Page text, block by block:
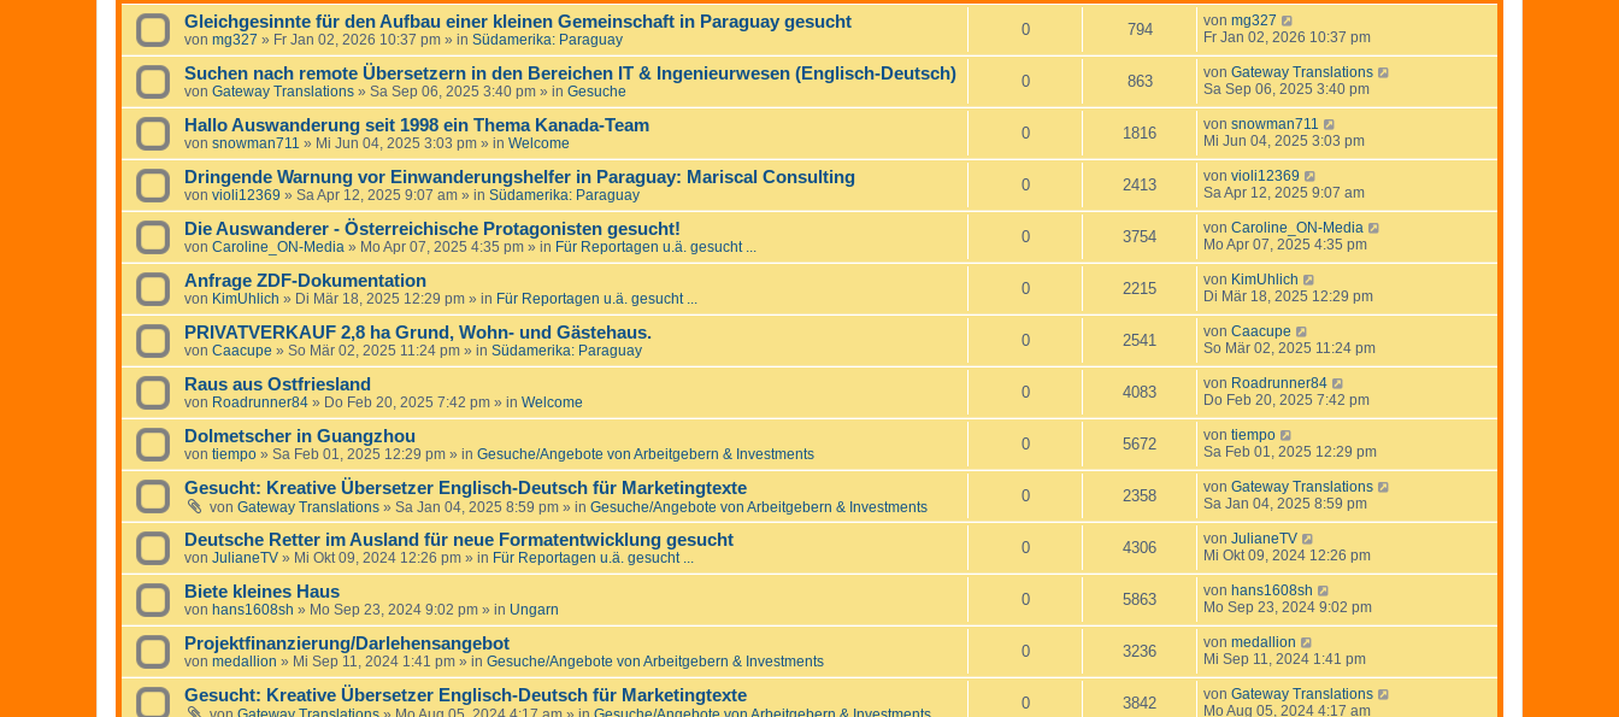
Gleichgesinnte für den Aufbau einer kleinen Gemeinschaft in Paraguay gesucht
von mg327 » Fr Jan 02, 2026 10:37 pm » in Südamerika: Paraguay
0 794 von mg327
Fr Jan 02, 2026 10:37 pm
Suchen nach remote Übersetzern in den Bereichen IT & Ingenieurwesen (Englisch-Deutsch)
von Gateway Translations » Sa Sep 06, 2025 3:40 pm » in Gesuche
0 863 von Gateway Translations
Sa Sep 06, 2025 3:40 pm
Hallo Auswanderung seit 1998 ein Thema Kanada-Team
von snowman711 » Mi Jun 04, 2025 3:03 pm » in Welcome
0 1816 von snowman711
Mi Jun 04, 2025 3:03 pm
Dringende Warnung vor Einwanderungshelfer in Paraguay: Mariscal Consulting
von violi12369 » Sa Apr 12, 2025 9:07 am » in Südamerika: Paraguay
0 2413 von violi12369
Sa Apr 12, 2025 9:07 am
Die Auswanderer - Österreichische Protagonisten gesucht!
von Caroline_ON-Media » Mo Apr 07, 2025 4:35 pm » in Für Reportagen u.ä. gesucht ...
0 3754 von Caroline_ON-Media
Mo Apr 07, 2025 4:35 pm
Anfrage ZDF-Dokumentation
von KimUhlich » Di Mär 18, 2025 12:29 pm » in Für Reportagen u.ä. gesucht ...
0 2215 von KimUhlich
Di Mär 18, 2025 12:29 pm
PRIVATVERKAUF 2,8 ha Grund, Wohn- und Gästehaus.
von Caacupe » So Mär 02, 2025 11:24 pm » in Südamerika: Paraguay
0 2541 von Caacupe
So Mär 02, 2025 11:24 pm
Raus aus Ostfriesland
von Roadrunner84 » Do Feb 20, 2025 7:42 pm » in Welcome
0 4083 von Roadrunner84
Do Feb 20, 2025 7:42 pm
Dolmetscher in Guangzhou
von tiempo » Sa Feb 01, 2025 12:29 pm » in Gesuche/Angebote von Arbeitgebern & Investments
0 5672 von tiempo
Sa Feb 01, 2025 12:29 pm
Gesucht: Kreative Übersetzer Englisch-Deutsch für Marketingtexte
von Gateway Translations » Sa Jan 04, 2025 8:59 pm » in Gesuche/Angebote von Arbeitgebern & Investments
0 2358 von Gateway Translations
Sa Jan 04, 2025 8:59 pm
Deutsche Retter im Ausland für neue Formatentwicklung gesucht
von JulianeTV » Mi Okt 09, 2024 12:26 pm » in Für Reportagen u.ä. gesucht ...
0 4306 von JulianeTV
Mi Okt 09, 2024 12:26 pm
Biete kleines Haus
von hans1608sh » Mo Sep 23, 2024 9:02 pm » in Ungarn
0 5863 von hans1608sh
Mo Sep 23, 2024 9:02 pm
Projektfinanzierung/Darlehensangebot
von medallion » Mi Sep 11, 2024 1:41 pm » in Gesuche/Angebote von Arbeitgebern & Investments
0 3236 von medallion
Mi Sep 11, 2024 1:41 pm
Gesucht: Kreative Übersetzer Englisch-Deutsch für Marketingtexte 0 3842 von Gateway Translations
Mo Aug 05, 2024 4:17 am